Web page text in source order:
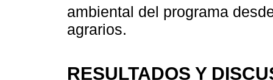
ambiental del programa
agrarios.
RESULTADOS Y